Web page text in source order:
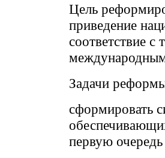
Цель
приведение
соответствие
Задачи
сформировать
первую